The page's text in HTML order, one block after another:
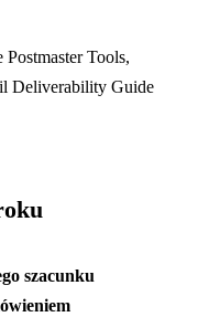
Tools,
Deliverability Guide
szacunku